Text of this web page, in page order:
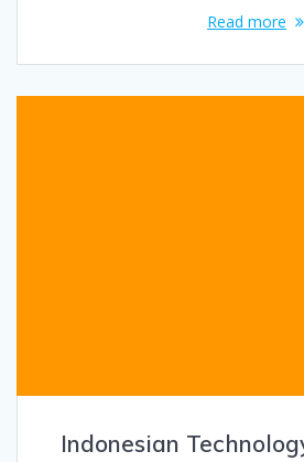
Read more
Indonesian